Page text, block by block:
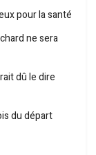
pour la santé
ne sera
dû le dire
du départ